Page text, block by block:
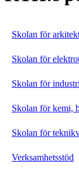
Skolan för
Skolan för
Skolan för
Skolan för kemi,
Skolan för
Verksamhetsstöd